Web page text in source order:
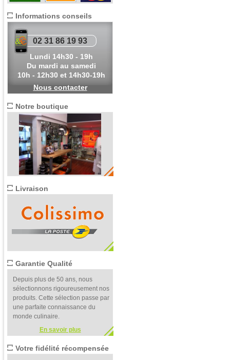
Informations conseils
02 31 86 19 93
Lundi 14h30 - 19h
Du mardi au samedi
10h - 12h30 et 14h30-19h
Nous contacter
Notre boutique
Livraison
Garantie Qualité
Depuis plus de 50 ans, nous
sélectionnons rigoureusement nos
produits. Cette sélection passe par
une parfaite connaissance du
monde culinaire.
En savoir plus
Votre fidélité récompensée